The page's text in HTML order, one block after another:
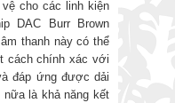
cho các linh kiện
DAC Burr Brown
thanh này có thể
cách chính xác với
đáp ứng được dải
nữa là khả năng kết